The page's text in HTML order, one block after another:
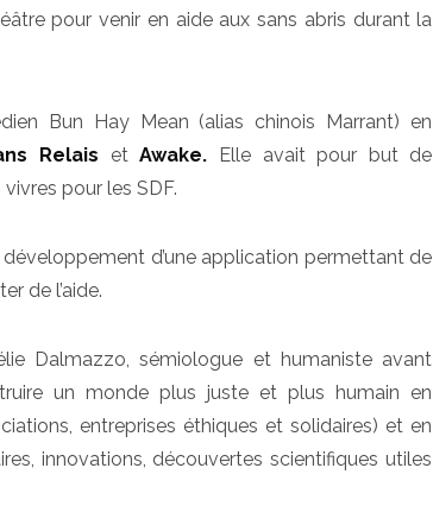
pour venir en aide aux sans abris durant la
Bun Hay Mean (alias chinois Marrant) en
Relais etAwake. Elle avait pour but de
vivres pour les SDF.
développement d’une application permettant de
de l’aide.
Dalmazzo, sémiologue et humaniste avant
un monde plus juste et plus humain en
entreprises éthiques et solidaires) et en
innovations, découvertes scientifiques utiles